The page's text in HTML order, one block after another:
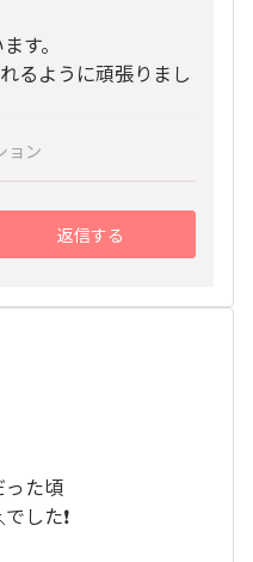
す。
るように頑張りまし
ョン
返信する
った頃
した❗